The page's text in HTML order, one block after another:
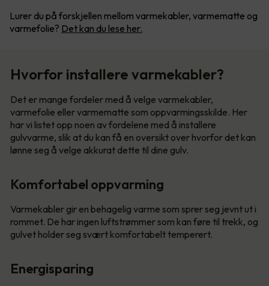
Lurer du på forskjellen mellom varmekabler, varmematte og
varmefolie? Det kan du lese her.
Hvorfor installere varmekabler?
Det er mange fordeler med å velge varmekabler,
varmefolie eller varmematte som oppvarmingsskilde. Her
har vi listet opp noen av fordelene med å installere
gulvvarme, slik at du kan få en oversikt over hvorfor det kan
lønne seg å velge akkurat dette til dine gulv.
Komfortabel oppvarming
Varmekabler gir en behagelig varme som sprer seg jevnt ut i
rommet. De har ingen luftstrømmer som kan føre til trekk, og
gulvet holder seg svært komfortabelt temperert.
Energisparing